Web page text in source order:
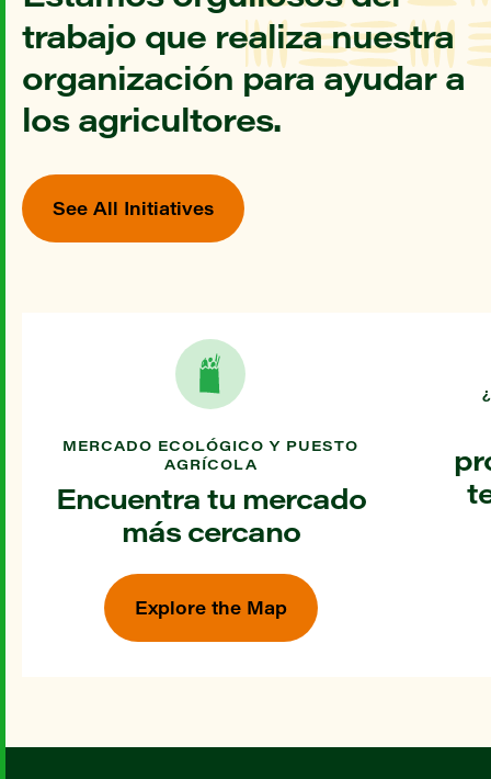
trabajo que realiza nuestra
organización para ayudar a
los agricultores.
See All Initiatives
MERCADO ECOLÓGICO Y PUESTO
AGRÍCOLA
Encuentra tu mercado
más cercano
Explore the Map